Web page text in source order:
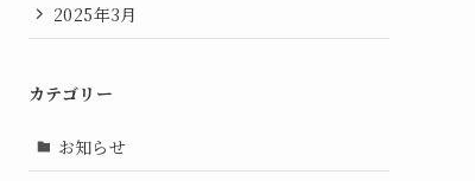
2025年3月
カテゴリー
お知らせ